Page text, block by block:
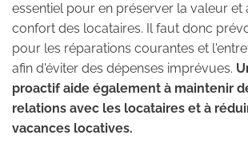
essentiel pour en préserver la valeur et
confort des locataires. Il faut donc
pour les réparations courantes et
afin d'éviter des dépenses imprévues.
proactif aide également à maintenir
relations avec les locataires et à
vacances locatives.